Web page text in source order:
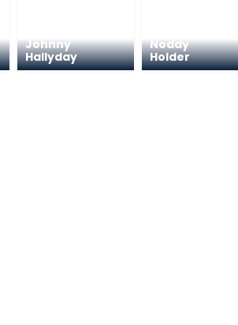
Johnny
Hallyday
Noddy
Holder